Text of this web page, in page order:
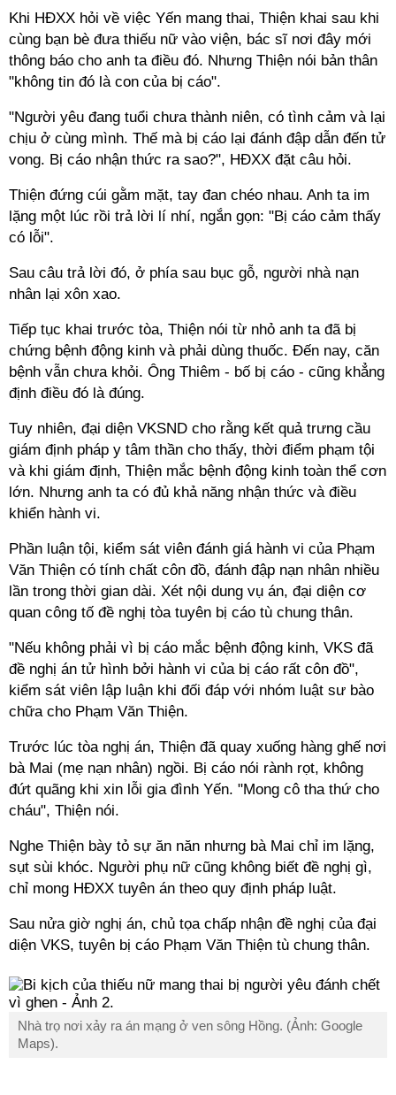
Khi HĐXX hỏi về việc Yến mang thai, Thiện khai sau khi
cùng bạn bè đưa thiếu nữ vào viện, bác sĩ nơi đây mới
thông báo cho anh ta điều đó. Nhưng Thiện nói bản thân
"không tin đó là con của bị cáo".
"Người yêu đang tuổi chưa thành niên, có tình cảm và lại
chịu ở cùng mình. Thế mà bị cáo lại đánh đập dẫn đến tử
vong. Bị cáo nhận thức ra sao?", HĐXX đặt câu hỏi.
Thiện đứng cúi gằm mặt, tay đan chéo nhau. Anh ta im
lặng một lúc rồi trả lời lí nhí, ngắn gọn: "Bị cáo cảm thấy
có lỗi".
Sau câu trả lời đó, ở phía sau bục gỗ, người nhà nạn
nhân lại xôn xao.
Tiếp tục khai trước tòa, Thiện nói từ nhỏ anh ta đã bị
chứng bệnh động kinh và phải dùng thuốc. Đến nay, căn
bệnh vẫn chưa khỏi. Ông Thiêm - bố bị cáo - cũng khẳng
định điều đó là đúng.
Tuy nhiên, đại diện VKSND cho rằng kết quả trưng cầu
giám định pháp y tâm thần cho thấy, thời điểm phạm tội
và khi giám định, Thiện mắc bệnh động kinh toàn thể cơn
lớn. Nhưng anh ta có đủ khả năng nhận thức và điều
khiển hành vi.
Phần luận tội, kiểm sát viên đánh giá hành vi của Phạm
Văn Thiện có tính chất côn đồ, đánh đập nạn nhân nhiều
lần trong thời gian dài. Xét nội dung vụ án, đại diện cơ
quan công tố đề nghị tòa tuyên bị cáo tù chung thân.
"Nếu không phải vì bị cáo mắc bệnh động kinh, VKS đã
đề nghị án tử hình bởi hành vi của bị cáo rất côn đồ",
kiểm sát viên lập luận khi đối đáp với nhóm luật sư bào
chữa cho Phạm Văn Thiện.
Trước lúc tòa nghị án, Thiện đã quay xuống hàng ghế nơi
bà Mai (mẹ nạn nhân) ngồi. Bị cáo nói rành rọt, không
đứt quãng khi xin lỗi gia đình Yến. "Mong cô tha thứ cho
cháu", Thiện nói.
Nghe Thiện bày tỏ sự ăn năn nhưng bà Mai chỉ im lặng,
sụt sùi khóc. Người phụ nữ cũng không biết đề nghị gì,
chỉ mong HĐXX tuyên án theo quy định pháp luật.
Sau nửa giờ nghị án, chủ tọa chấp nhận đề nghị của đại
diện VKS, tuyên bị cáo Phạm Văn Thiện tù chung thân.
Nhà trọ nơi xảy ra án mạng ở ven sông Hồng. (Ảnh: Google
Maps).